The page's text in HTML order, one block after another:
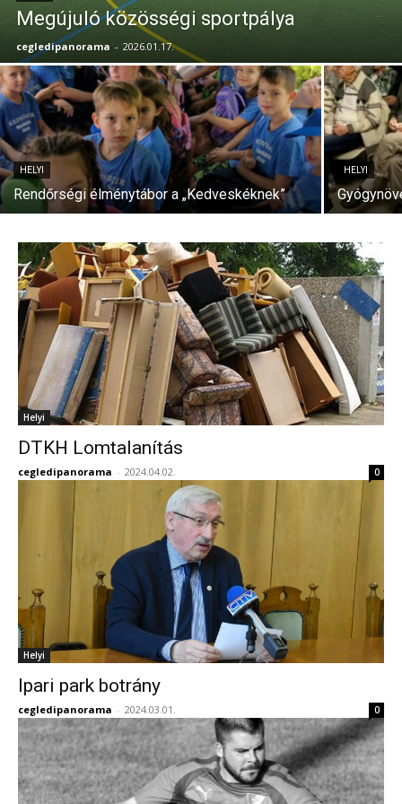
Megújuló közösségi sportpálya
cegledipanorama - 2026.01.17.
HELYI
Rendőrségi élménytábor a „Kedveskéknek”
HELYI
Helyi
DTKH Lomtalanítás
cegledipanorama - 2024.04.02. 0
Helyi
Ipari park botrány
cegledipanorama - 2024.03.01. 0